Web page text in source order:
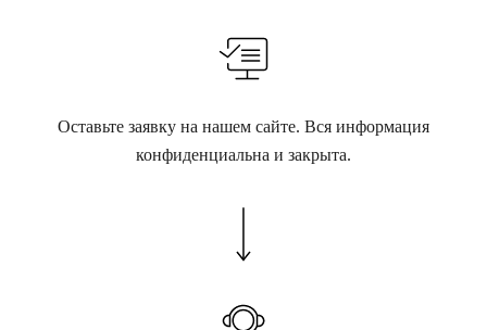
Оставьте заявку на нашем сайте. Вся информация
конфиденциальна и закрыта.